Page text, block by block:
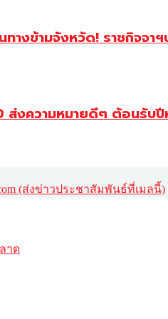
ทางข้ามจังหวัด! ราชกิจจา
ส่งความหมายดีๆ ต้อนรับ
(ส่งข่าวประชาสัมพันธ์ที่เมลนี้)
าด